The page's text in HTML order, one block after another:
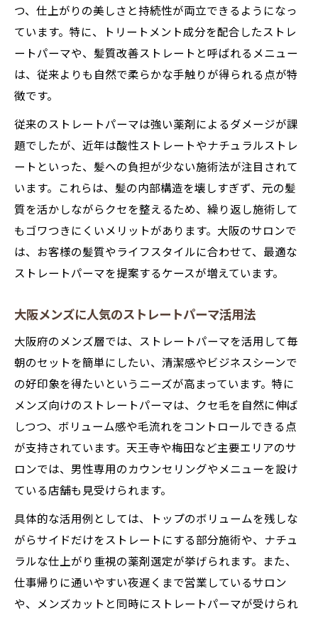
解説
メンズ向けストレートパーマの自然な質感
演出
ストレートパーマが苦手な髪質への対応策
意
ストレートパーマなら扱いやすさも両立
ストレートパーマで得られる毎朝の扱いや
すさ
大阪メンズ支持のストレートパーマ実例紹
介
ストレートパーマでクセ毛の悩みを解消す
ストレートパーマと相性の良い髪質の特徴
大阪府で注目のメンズ向け施術ポイント
大阪で注目のストレートパーマ施術ポイン
ト
ストレートパーマが得意なメンズ美容院の
特徴
ストレートパーマ安い店舗と選び方のコツ
口コミで評判のストレートパーマサロン事
情
忙しい男性におすすめのストレートパーマ
活用
クセ毛に悩むなら試すべきパーマの選択肢
つ、仕上がりの美しさと持続性が両立できるようになっ
ています。特に、トリートメント成分を配合したストレ
ートパーマや、髪質改善ストレートと呼ばれるメニュー
は、従来よりも自然で柔らかな手触りが得られる点が特
徴です。
従来のストレートパーマは強い薬剤によるダメージが課
題でしたが、近年は酸性ストレートやナチュラルストレ
ートといった、髪への負担が少ない施術法が注目されて
います。これらは、髪の内部構造を壊しすぎず、元の髪
質を活かしながらクセを整えるため、繰り返し施術して
もゴワつきにくいメリットがあります。大阪のサロンで
は、お客様の髪質やライフスタイルに合わせて、最適な
ストレートパーマを提案するケースが増えています。
大阪メンズに人気のストレートパーマ活用法
大阪府のメンズ層では、ストレートパーマを活用して毎
朝のセットを簡単にしたい、清潔感やビジネスシーンで
の好印象を得たいというニーズが高まっています。特に
メンズ向けのストレートパーマは、クセ毛を自然に伸ば
しつつ、ボリューム感や毛流れをコントロールできる点
が支持されています。天王寺や梅田など主要エリアのサ
ロンでは、男性専用のカウンセリングやメニューを設け
ている店舗も見受けられます。
具体的な活用例としては、トップのボリュームを残しな
がらサイドだけをストレートにする部分施術や、ナチュ
ラルな仕上がり重視の薬剤選定が挙げられます。また、
仕事帰りに通いやすい夜遅くまで営業しているサロン
や、メンズカットと同時にストレートパーマが受けられ